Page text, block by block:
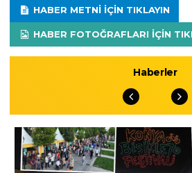
HABER METNI IÇIN TIKLAYIN
HABER FOTOĞRAFLARI IÇIN
Haberler